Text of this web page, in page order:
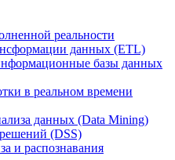
реальности
данных (ETL)
базы данных
в реальном времени
данных (Data Mining)
(DSS)
и распознавания